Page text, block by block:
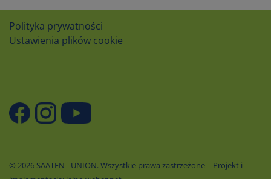
Polityka prywatności
Ustawienia plików cookie
© 2026 SAATEN - UNION. Wszystkie prawa zastrzeżone | Projekt i